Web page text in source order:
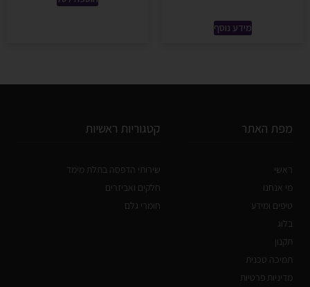
מידע נוסף
מפת האתר
ראשי
מי אנחנו
טיפים ומידע
בלוג
תקנון
תמיכה טכנית
מדיניות פרטיות
קטגוריות ראשיות
שירותי הדפסה בתלת מימד
חלקים ואביזרים
חומרי גלם